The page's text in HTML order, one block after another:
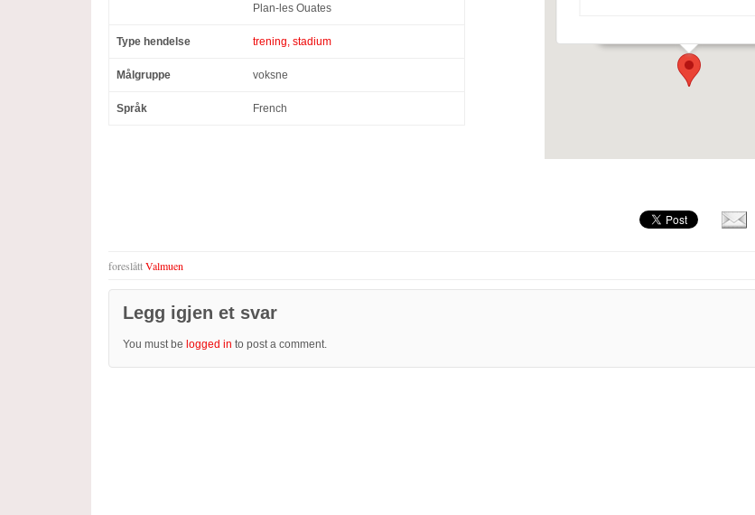
Plan-les Ouates
Type hendelse trening, stadium
Målgruppe voksne
Språk French
foreslåttValmuen
Legg igjen et svar
You must be logged in to post a comment.